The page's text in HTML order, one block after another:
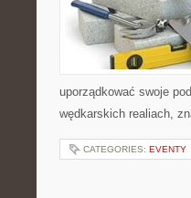
uporządkować swoje
wędkarskich realiach,
CATEGORIES: EVENTY